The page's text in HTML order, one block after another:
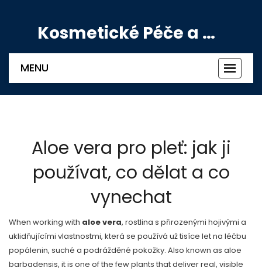
Kosmetické Péče a Výživové Doplňky
MENU
Aloe vera pro pleť: jak ji
používat, co dělat a co
vynechat
When working with aloe vera, rostlina s přirozenými hojivými a
uklidňujícími vlastnostmi, která se používá už tisíce let na léčbu
popálenin, suché a podrážděné pokožky. Also known as aloe
barbadensis, it is one of the few plants that deliver real, visible